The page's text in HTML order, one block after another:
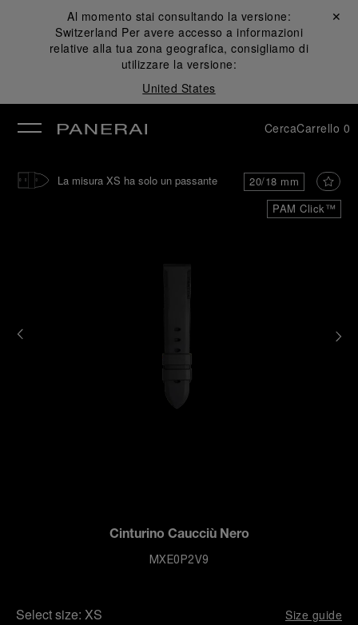
Al momento stai consultando la versione:
Switzerland Per avere accesso a informazioni
relative alla tua zona geografica, consigliamo di
utilizzare la versione:
United States
Chiudi ✕
CercaCarrello 0
PAM Click™
20/18 mm
La misura XS ha solo un passante
Cinturino Caucciù Nero
MXE0P2V9
Select size: XS Size guide